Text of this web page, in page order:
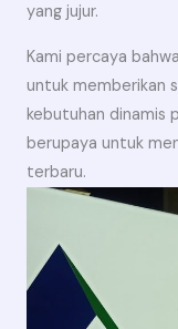
yang jujur.
Kami percaya
untuk memberikan
kebutuhan dinamis
berupaya untuk
terbaru.